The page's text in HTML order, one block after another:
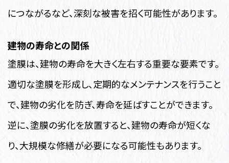
につながるなど、深刻な被害を招く可能性があります。
建物の寿命との関係
塗膜は、建物の寿命を大きく左右する重要な要素です。
適切な塗膜を形成し、定期的なメンテナンスを行うこと
で、建物の劣化を防ぎ、寿命を延ばすことができます。
逆に、塗膜の劣化を放置すると、建物の寿命が短くな
り、大規模な修繕が必要になる可能性もあります。